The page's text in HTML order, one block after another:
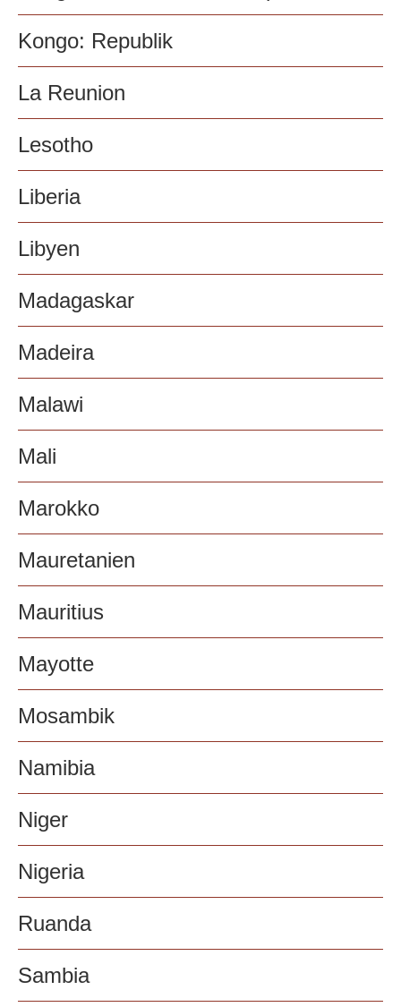
Kongo: Republik
La Reunion
Lesotho
Liberia
Libyen
Madagaskar
Madeira
Malawi
Mali
Marokko
Mauretanien
Mauritius
Mayotte
Mosambik
Namibia
Niger
Nigeria
Ruanda
Sambia